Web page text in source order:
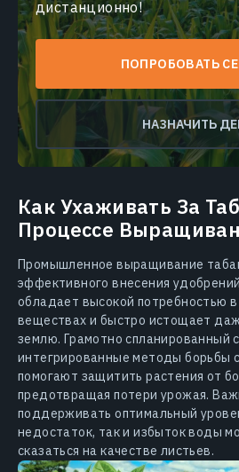
дистанционно!
ПОПРОБОВАТЬ
НАЗНАЧИТЬ
Как Ухаживать За
Процессе
Промышленное выращивание
эффективного внесения
обладает высокой потребностью
веществах и быстро истощает
землю. Грамотно спланированный
интегрированные методы борьбы
помогают защитить растения от
предотвращая потери урожая.
поддерживать оптимальный
недостаток, так и избыток воды
сказаться на качестве листьев.